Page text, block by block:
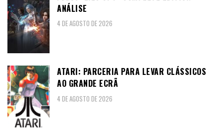
ANÁLISE
4 DE AGOSTO DE 2026
ATARI: PARCERIA PARA LEVAR CLÁSSICOS
AO GRANDE ECRÃ
4 DE AGOSTO DE 2026